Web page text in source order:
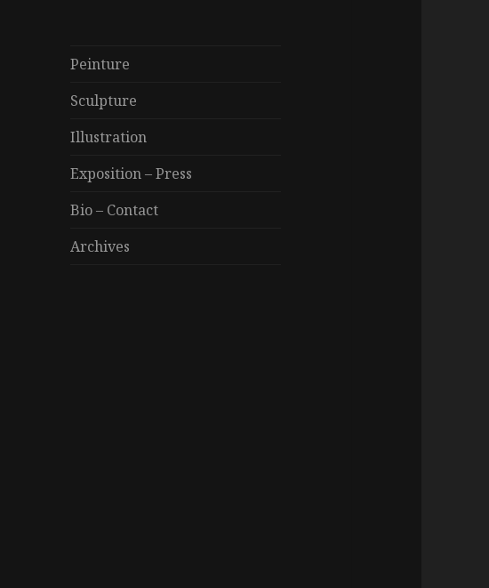
Peinture
Sculpture
Illustration
Exposition – Press
Bio – Contact
Archives